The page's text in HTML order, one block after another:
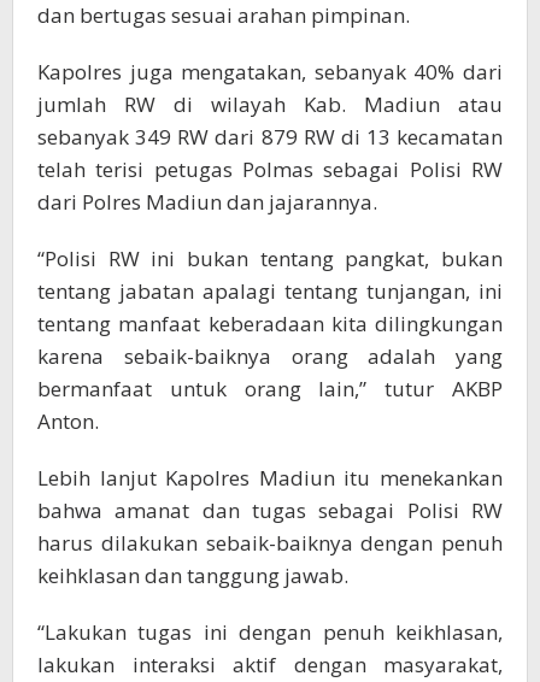
dan bertugas sesuai arahan pimpinan.
Kapolres juga mengatakan, sebanyak 40% dari
jumlah RW di wilayah Kab. Madiun atau
sebanyak 349 RW dari 879 RW di 13 kecamatan
telah terisi petugas Polmas sebagai Polisi RW
dari Polres Madiun dan jajarannya.
“Polisi RW ini bukan tentang pangkat, bukan
tentang jabatan apalagi tentang tunjangan, ini
tentang manfaat keberadaan kita dilingkungan
karena sebaik-baiknya orang adalah yang
bermanfaat untuk orang lain,” tutur AKBP
Anton.
Lebih lanjut Kapolres Madiun itu menekankan
bahwa amanat dan tugas sebagai Polisi RW
harus dilakukan sebaik-baiknya dengan penuh
keihklasan dan tanggung jawab.
“Lakukan tugas ini dengan penuh keikhlasan,
lakukan interaksi aktif dengan masyarakat,